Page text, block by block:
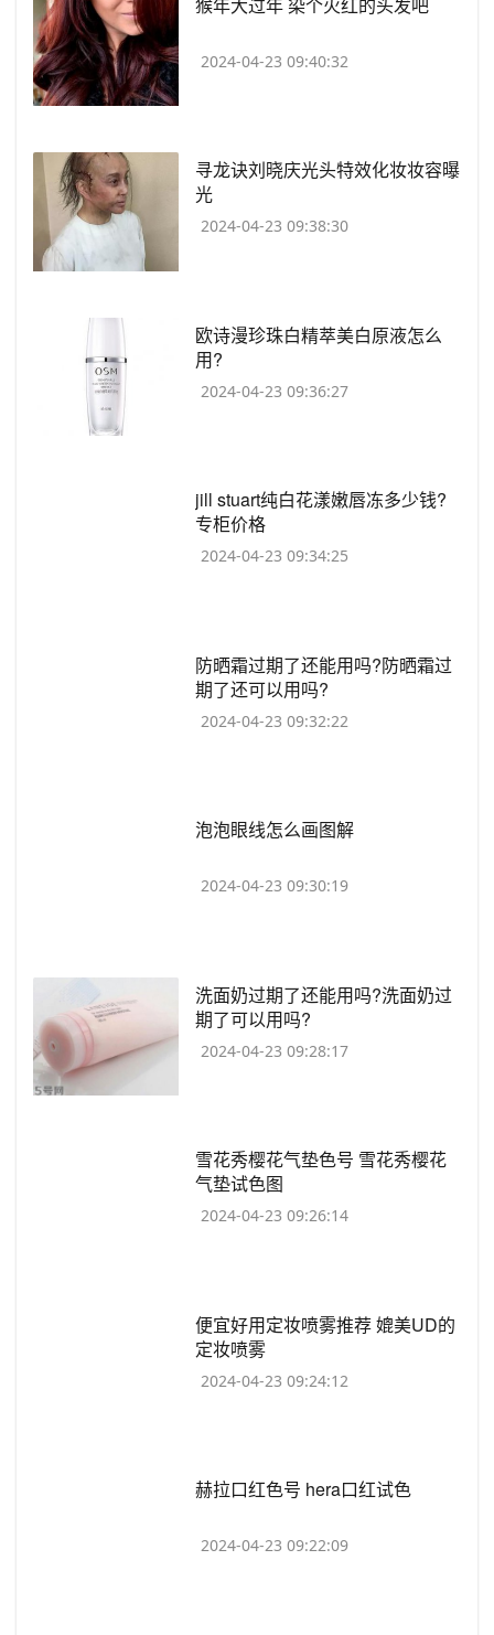
2024-04-23 09:40:32
​寻龙诀刘晓庆光头特效化妆妆容曝
光
2024-04-23 09:38:30
​欧诗漫珍珠白精萃美白原液怎么
用?
2024-04-23 09:36:27
​jill stuart纯白花漾嫩唇冻多少钱?
专柜价格
2024-04-23 09:34:25
​防晒霜过期了还能用吗?防晒霜过
期了还可以用吗?
2024-04-23 09:32:22
​泡泡眼线怎么画图解
2024-04-23 09:30:19
​洗面奶过期了还能用吗?洗面奶过
期了可以用吗?
2024-04-23 09:28:17
​雪花秀樱花气垫色号 雪花秀樱花
气垫试色图
2024-04-23 09:26:14
​便宜好用定妆喷雾推荐 媲美UD的
定妆喷雾
2024-04-23 09:24:12
​赫拉口红色号 hera口红试色
2024-04-23 09:22:09